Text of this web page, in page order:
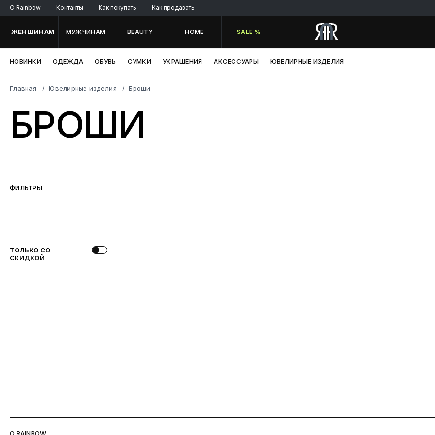
O Rainbow Контакты Как покупать Как продавать
ЖЕНЩИНАМ МУЖЧИНАМ BEAUTY HOME SALE %
НОВИНКИ ОДЕЖДА ОБУВЬ СУМКИ УКРАШЕНИЯ АКСЕССУАРЫ ЮВЕЛИРНЫЕ ИЗДЕЛИЯ
Главная Ювелирные изделия Броши
БРОШИ
ФИЛЬТРЫ
ТОЛЬКО СО
СКИДКОЙ
O RAINBOW